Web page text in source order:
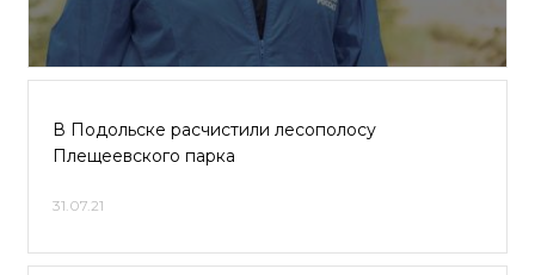
В Подольске расчистили лесополосу
Плещеевского парка
31.07.21